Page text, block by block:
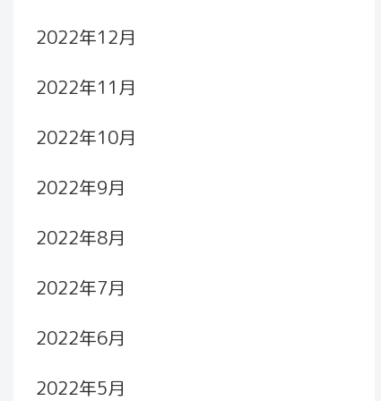
2022年12月
2022年11月
2022年10月
2022年9月
2022年8月
2022年7月
2022年6月
2022年5月